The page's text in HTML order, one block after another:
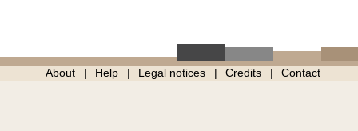
About Help Legal notices Credits Contact